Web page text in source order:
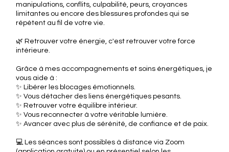
manipulations, conflits, culpabilité, peurs, croyances
limitantes ou encore des blessures profondes qui se
répètent au fil de votre vie.
🌿 Retrouver votre énergie, c'est retrouver votre force
intérieure.
Grâce à mes accompagnements et soins énergétiques, je
vous aide à :
✨ Libérer les blocages émotionnels.
✨ Vous détacher des liens énergétiques pesants.
✨ Retrouver votre équilibre intérieur.
✨ Vous reconnecter à votre véritable lumière.
✨ Avancer avec plus de sérénité, de confiance et de paix.
💻 Les séances sont possibles à distance via Zoom